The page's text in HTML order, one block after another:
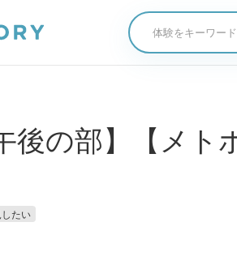
体験をキーワー
後の部】【メト
たい